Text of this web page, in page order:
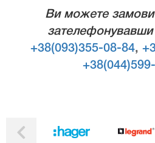
Ви можете
+38(093)355-08-84,